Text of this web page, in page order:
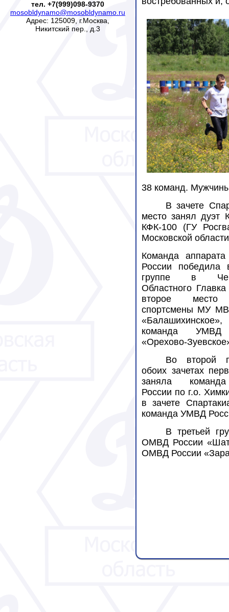
тел. +7(999)098-9370
mosobldynamo@mosobldynamo.ru
Адрес: 125009, г.Москва,
Никитский пер., д.3
38 команд.
В зачете
место занял дуэт
КФК-100 (ГУ
Московской
Команда
России победила
группе в
Областного
второе место
спортсмены МУ
«Балашихинское»,
команда УМВД
«Орехово-
Во второй
обоих зачетах
заняла
России по г.о.
в зачете
команда УМВД
В третьей
ОМВД России
ОМВД России